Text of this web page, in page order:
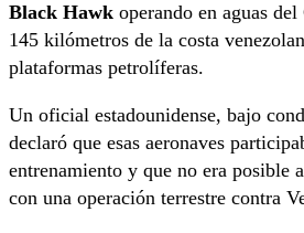
Black Hawk operando en aguas
145 kilómetros de la costa
plataformas petrolíferas.
Un oficial estadounidense, bajo
declaró que esas aeronaves
entrenamiento y que no era posible
con una operación terrestre contra